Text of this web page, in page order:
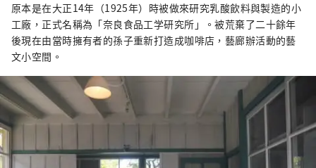
原本是在大正14年（1925年）時被做來研究乳酸飲料與製造的小
工廠，正式名稱為「奈良食品工学研究所」。被荒棄了二十餘年
後現在由當時擁有者的孫子重新打造成咖啡店，藝廊辦活動的藝
文小空間。